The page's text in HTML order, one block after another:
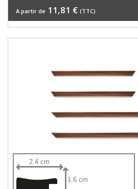
A partir de 11,81 € (TTC)
2.4 cm
1.6 cm